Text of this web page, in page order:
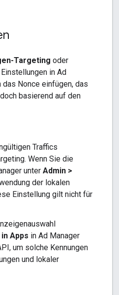
Targeting oder
in Ad
das Nonce einfügen, das
basierend auf den
Traffics
Wenn Sie die
unter Admin >
der lokalen
Einstellung gilt nicht für
Apps in Ad Manager
um solche Kennungen
und lokaler